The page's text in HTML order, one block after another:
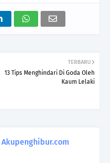
TERBARU
13 Tips Menghindari Di Goda Oleh
Kaum Lelaki
Akupenghibur.com